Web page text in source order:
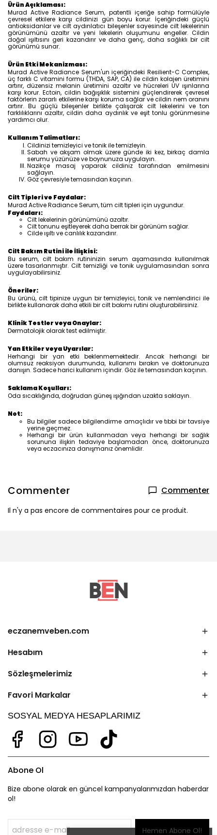
Ürün Açıklaması:
Murad Active Radiance Serum, patentli içeriğe sahip formülüyle
çevresel etkilere karşı cildinizi gün boyu korur. İçeriğindeki güçlü
antioksidanlar ve cilt aydınlatıcı bileşenler sayesinde cilt lekelerinin
görünümünü azaltır ve yeni lekelerin oluşumunu engeller. Cildin
doğal ışıltısını geri kazandırır ve daha genç, daha sağlıklı bir cilt
görünümü sunar.
Ürün Etki Mekanizması:
Murad Active Radiance Serum'un içeriğindeki Resilient-C Complex,
üç farklı C vitamini formu (THDA, SAP, CA) ile cildin kolajen üretimini
artırır, düzensiz melanin üretimini azaltır ve hücreleri UV ışınlarına
karşı korur. Ectoin, cildin bağışıklık sistemini güçlendirerek çevresel
faktörlerin zararlı etkilerine karşı koruma sağlar ve cildin nem oranını
artırır. Bu güçlü bileşenler birlikte çalışarak cilt lekelerini ve ton
farklılıklarını azaltır, cildin daha aydınlık ve eşit tonlu görünmesine
yardımcı olur.
Kullanım Talimatları:
Cildinizi temizleyici ve tonik ile temizleyin.
Sabah ve akşam olmak üzere günde iki kez, birkaç damla
serumu yüzünüze ve boynunuza uygulayın.
Nazikçe masaj yaparak cildiniz tarafından emilmesini
sağlayın.
Göz çevresiyle temasından kaçının.
Cilt Tipleri ve Faydalar:
Murad Active Radiance Serum, tüm cilt tipleri için uygundur.
Faydaları:
Cilt lekelerinin görünümünü azaltır.
Cilt tonunu eşitleyerek daha berrak bir görünüm sağlar.
Cilde ışıltı ve canlılık kazandırır.
Cilt Bakım Rutini ile İlişkisi:
Bu serum, cilt bakım rutininizin serum aşamasında kullanılmak
üzere tasarlanmıştır. Cilt temizliği ve tonik uygulamasından sonra
uygulayabilirsiniz.
Öneriler:
Bu ürünü, cilt tipinize uygun bir temizleyici, tonik ve nemlendirici ile
birlikte kullanarak daha etkili bir cilt bakımı rutini oluşturabilirsiniz.
Klinik Testler veya Onaylar:
Dermatolojik olarak test edilmiştir.
Yan Etkiler veya Uyarılar:
Herhangi bir yan etki beklenmemektedir. Ancak herhangi bir
olumsuz reaksiyon durumunda, kullanımı bırakın ve doktorunuza
danışın. Sadece harici kullanım içindir. Göz ile temasından kaçının.
Saklama Koşulları:
Oda sıcaklığında, doğrudan güneş ışığından uzakta saklayın.
Not:
Bu bilgiler sadece bilgilendirme amaçlıdır ve tıbbi bir tavsiye
yerine geçmez.
Herhangi bir ürün kullanmadan veya herhangi bir sağlık
sorununa ilişkin tedaviye başlamadan önce, doktorunuza
veya eczacınıza danışmanız önemlidir.
Commenter Commenter
Il n'y a pas encore de commentaires pour ce produit.
eczanemveben.com
Hesabım
Sözleşmelerimiz
Favori Markalar
SOSYAL MEDYA HESAPLARIMIZ
Abone Ol
Bize abone olarak en güncel kampanyalarımızdan haberdar
ol!
Hemen Abone Ol!